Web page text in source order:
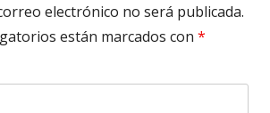
electrónico no será publicada.
están marcados con *